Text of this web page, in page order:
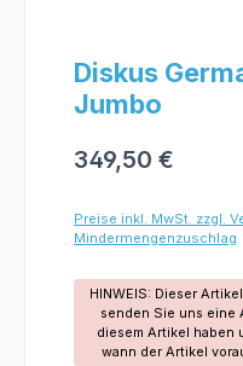
Diskus
Jumbo
349,50 €
Preise inkl. MwSt. zzgl.
Mindermengenzuschlag
HINWEIS: Dieser
senden Sie uns eine
diesem Artikel haben
wann der Artikel